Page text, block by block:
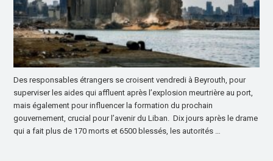
Des responsables étrangers se croisent vendredi à Beyrouth, pour
superviser les aides qui affluent après l’explosion meurtrière au port,
mais également pour influencer la formation du prochain
gouvernement, crucial pour l’avenir du Liban. Dix jours après le drame
qui a fait plus de 170 morts et 6500 blessés, les autorités …